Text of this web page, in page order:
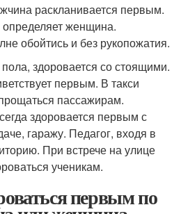
раскланивается первым.
определяет женщина.
обойтись и без рукопожатия.
здоровается со стоящими.
первым. В такси
пассажирам.
здоровается первым с
гаражу. Педагог, входя в
При встрече на улице
ученикам.
первым по